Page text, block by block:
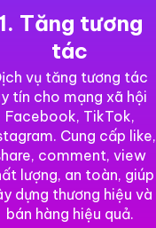
Tăng tương
tác
vụ tăng tương tác
tín cho mạng xã hội
Facebook, TikTok,
Cung cấp like,
comment, view
lượng, an toàn, giúp
dựng thương hiệu và
bán hàng hiệu quả.